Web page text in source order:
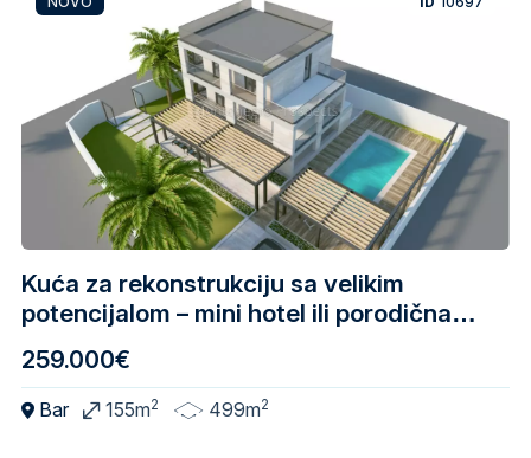
Kuća za rekonstrukciju sa velikim
potencijalom – mini hotel ili porodična
259.000€
Bar 155m2 499m2